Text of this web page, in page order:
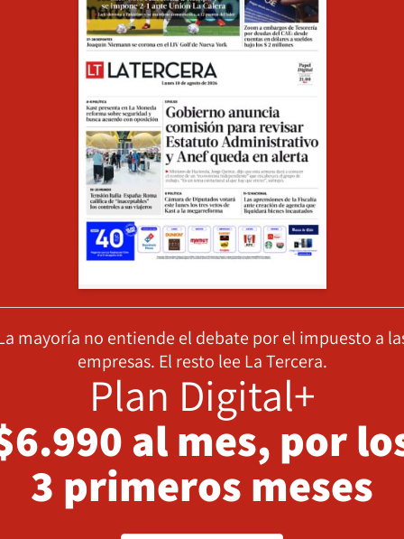
mayoría no entiende el debate por el impuesto a
empresas. El resto lee La Tercera.
Plan Digital+
al mes, por
3 primeros meses